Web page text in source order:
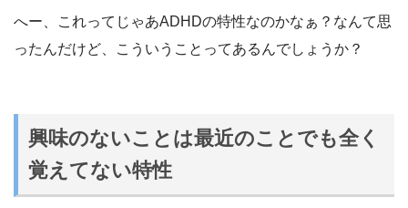
へー、これってじゃあADHDの特性なのかなぁ？なんて思
ったんだけど、こういうことってあるんでしょうか？
興味のないことは最近のことでも全く
覚えてない特性